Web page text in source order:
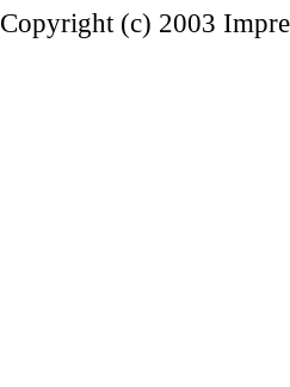
Copyright (c) 2003